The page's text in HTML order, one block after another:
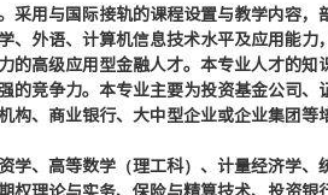
采用与国际接轨的课程设置与教学内容，
、外语、计算机信息技术水平及应用能力
的高级应用型金融人才。本专业人才的知
的竞争力。本专业主要为投资基金公司、
构、商业银行、大中型企业或企业集团等
、高等数学（理工科）、计量经济学、